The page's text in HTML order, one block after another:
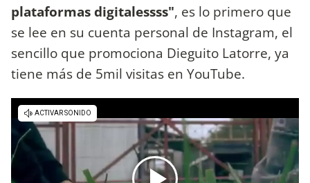
plataformas digitalessss", es lo primero que
se lee en su cuenta personal de Instagram, el
sencillo que promociona Dieguito Latorre, ya
tiene más de 5mil visitas en YouTube.